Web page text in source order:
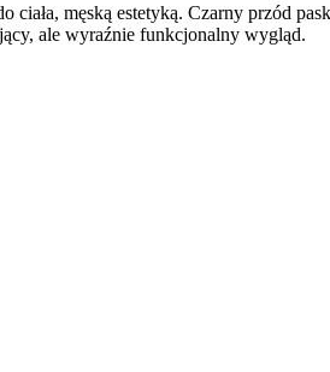
męską estetyką. Czarny przód
ale wyraźnie funkcjonalny wygląd.